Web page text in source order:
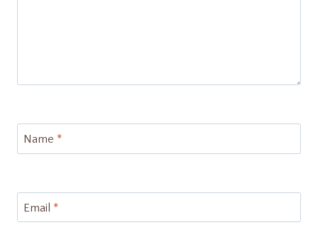
Name *
Email *